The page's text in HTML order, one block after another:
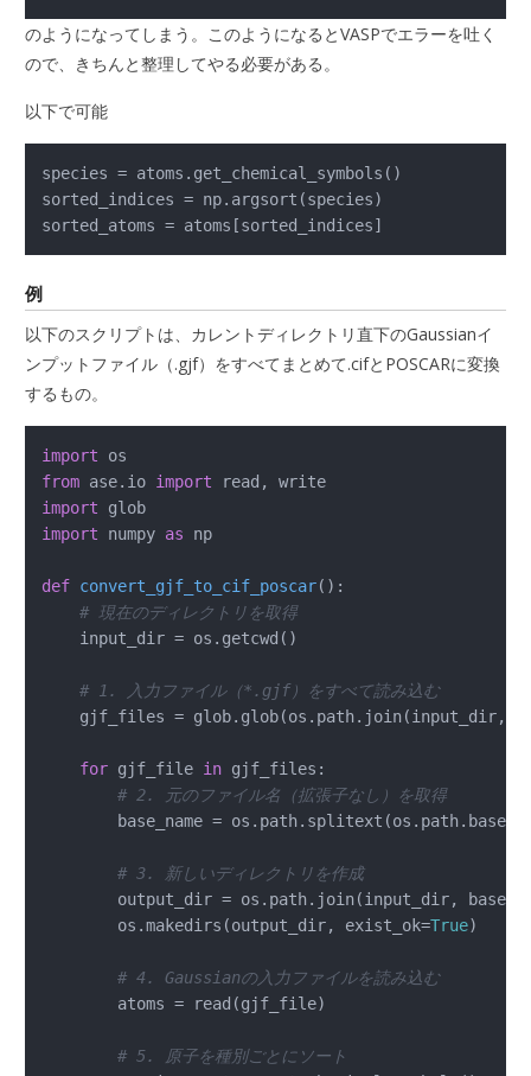
のようになってしまう。このようになるとVASPでエラーを吐く
ので、きちんと整理してやる必要がある。
以下で可能
species = atoms.get_chemical_symbols()
sorted_indices = np.argsort(species)
sorted_atoms = atoms[sorted_indices]
例
以下のスクリプトは、カレントディレクトリ直下のGaussianイ
ンプットファイル（.gjf）をすべてまとめて.cifとPOSCARに変換
するもの。
import
from ase.io import
import
import numpy as np
def convert_gjf_to_cif_poscar():
# 現在のディレクトリを取得
    input_dir = os.getcwd()
# 1. 入力ファイル（*.gjf）をすべて読み込む
    gjf_files = glob.glob(os.path.join(input_dir,
for gjf_file in gjf_files:
# 2. 元のファイル名（拡張子なし）を取得
base_name =
# 3. 新しいディレクトリを作成
output_dir = os.path.join(input_dir,
        os.makedirs(output_dir, exist_ok=
True)
# 4. Gaussianの入力ファイルを読み込む
        atoms = read(gjf_file)
# 5. 原子を種別ごとにソート